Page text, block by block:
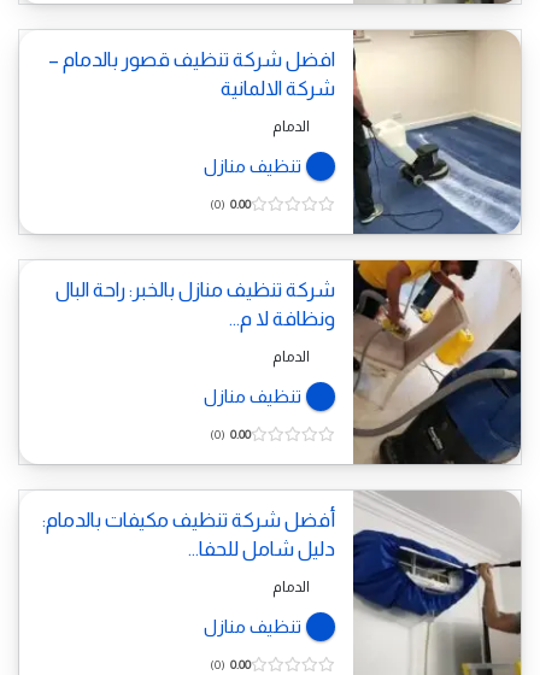
افضل شركة تنظيف قصور بالدمام –
شركة الالمانية
الدمام
تنظيف منازل
0.00
0
شركة تنظيف منازل بالخبر: راحة البال
ونظافة لا م...
الدمام
تنظيف منازل
0.00
0
أفضل شركة تنظيف مكيفات بالدمام:
دليل شامل للحفا...
الدمام
تنظيف منازل
0.00
0